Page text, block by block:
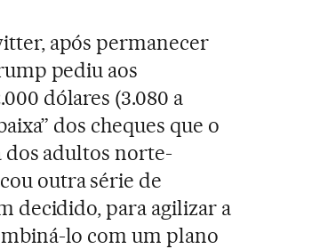
após permanecer
pediu aos
dólares (3.080 a
dos cheques que o
adultos norte-
outra série de
decidido, para agilizar a
lo com um plano